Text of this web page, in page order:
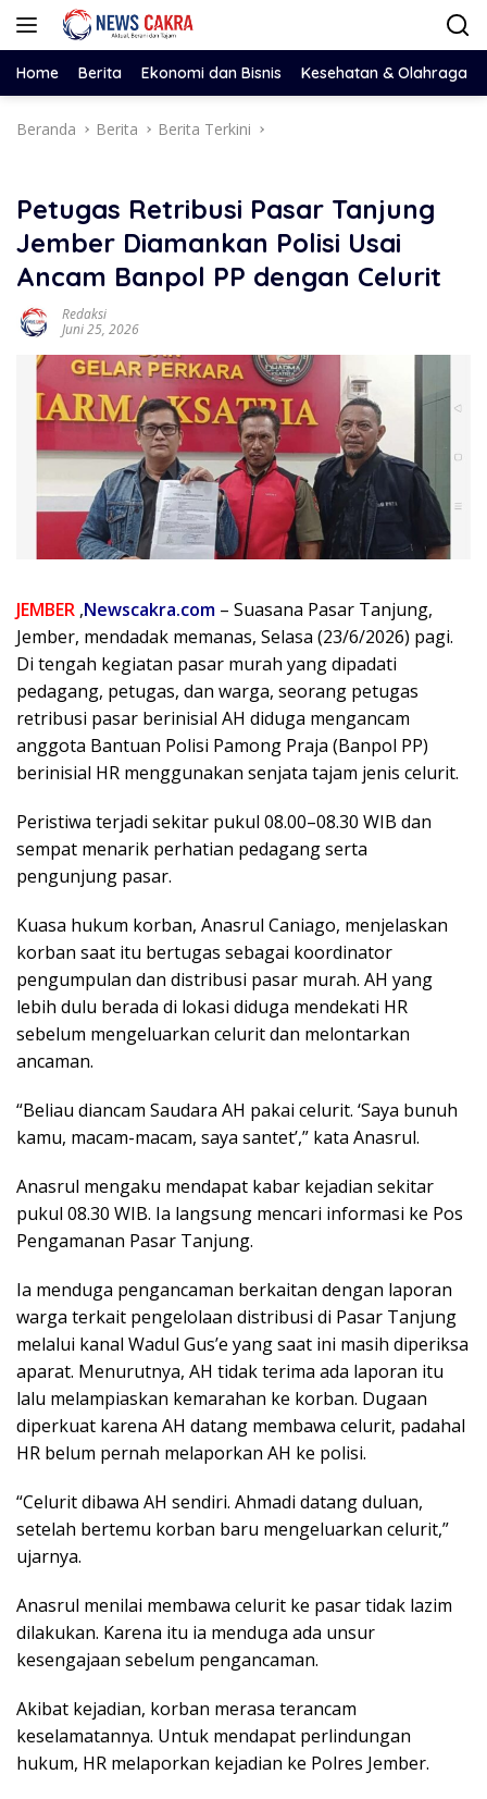
Langsung
Home Berita Ekonomi dan Bisnis Kesehatan & Olahraga
Beranda Berita Berita Terkini
Petugas Retribusi Pasar Tanjung
Jember Diamankan Polisi Usai
Ancam Banpol PP dengan Celurit
Redaksi
Juni 25, 2026
JEMBER ,Newscakra.com – Suasana Pasar Tanjung,
Jember, mendadak memanas, Selasa (23/6/2026) pagi.
Di tengah kegiatan pasar murah yang dipadati
pedagang, petugas, dan warga, seorang petugas
retribusi pasar berinisial AH diduga mengancam
anggota Bantuan Polisi Pamong Praja (Banpol PP)
berinisial HR menggunakan senjata tajam jenis celurit.
Peristiwa terjadi sekitar pukul 08.00–08.30 WIB dan
sempat menarik perhatian pedagang serta
pengunjung pasar.
Kuasa hukum korban, Anasrul Caniago, menjelaskan
korban saat itu bertugas sebagai koordinator
pengumpulan dan distribusi pasar murah. AH yang
lebih dulu berada di lokasi diduga mendekati HR
sebelum mengeluarkan celurit dan melontarkan
ancaman.
“Beliau diancam Saudara AH pakai celurit. ‘Saya bunuh
kamu, macam-macam, saya santet’,” kata Anasrul.
Anasrul mengaku mendapat kabar kejadian sekitar
pukul 08.30 WIB. Ia langsung mencari informasi ke Pos
Pengamanan Pasar Tanjung.
Ia menduga pengancaman berkaitan dengan laporan
warga terkait pengelolaan distribusi di Pasar Tanjung
melalui kanal Wadul Gus’e yang saat ini masih diperiksa
aparat. Menurutnya, AH tidak terima ada laporan itu
lalu melampiaskan kemarahan ke korban. Dugaan
diperkuat karena AH datang membawa celurit, padahal
HR belum pernah melaporkan AH ke polisi.
“Celurit dibawa AH sendiri. Ahmadi datang duluan,
setelah bertemu korban baru mengeluarkan celurit,”
ujarnya.
Anasrul menilai membawa celurit ke pasar tidak lazim
dilakukan. Karena itu ia menduga ada unsur
kesengajaan sebelum pengancaman.
Akibat kejadian, korban merasa terancam
keselamatannya. Untuk mendapat perlindungan
hukum, HR melaporkan kejadian ke Polres Jember.